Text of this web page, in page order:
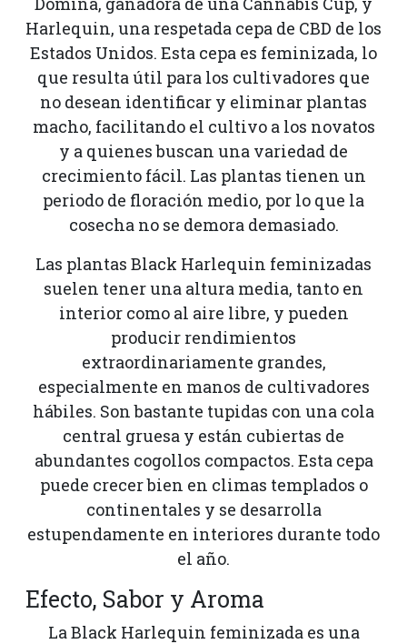
Harlequin, una respetada cepa de CBD de los
Estados Unidos. Esta cepa es feminizada, lo
que resulta útil para los cultivadores que
no desean identificar y eliminar plantas
macho, facilitando el cultivo a los novatos
y a quienes buscan una variedad de
crecimiento fácil. Las plantas tienen un
periodo de floración medio, por lo que la
cosecha no se demora demasiado.
Las plantas Black Harlequin feminizadas
suelen tener una altura media, tanto en
interior como al aire libre, y pueden
producir rendimientos
extraordinariamente grandes,
especialmente en manos de cultivadores
hábiles. Son bastante tupidas con una cola
central gruesa y están cubiertas de
abundantes cogollos compactos. Esta cepa
puede crecer bien en climas templados o
continentales y se desarrolla
estupendamente en interiores durante todo
el año.
Efecto, Sabor y Aroma
La Black Harlequin feminizada es una